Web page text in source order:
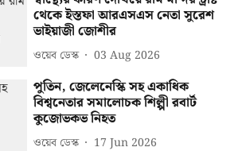
থেকে ইস্তফা আরএসএস নেতা সুরেশ
ভাইয়াজী জোশীর
ওয়েব ডেস্ক 03 Aug 2026
পুতিন, জেলেনেস্কি সহ একাধিক
বিশ্বনেতার সমালোচক শিল্পী রবার্ট
কুজোভকভ নিহত
ওয়েব ডেস্ক 17 Jun 2026